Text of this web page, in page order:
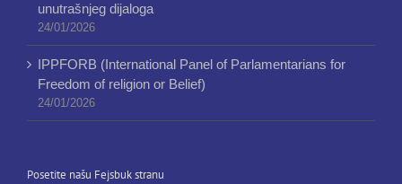
unutrašnjeg dijaloga
24/01/2026
IPPFORB (International Panel of Parlamentarians for
Freedom of religion or Belief)
24/01/2026
Posetite našu Fejsbuk stranu